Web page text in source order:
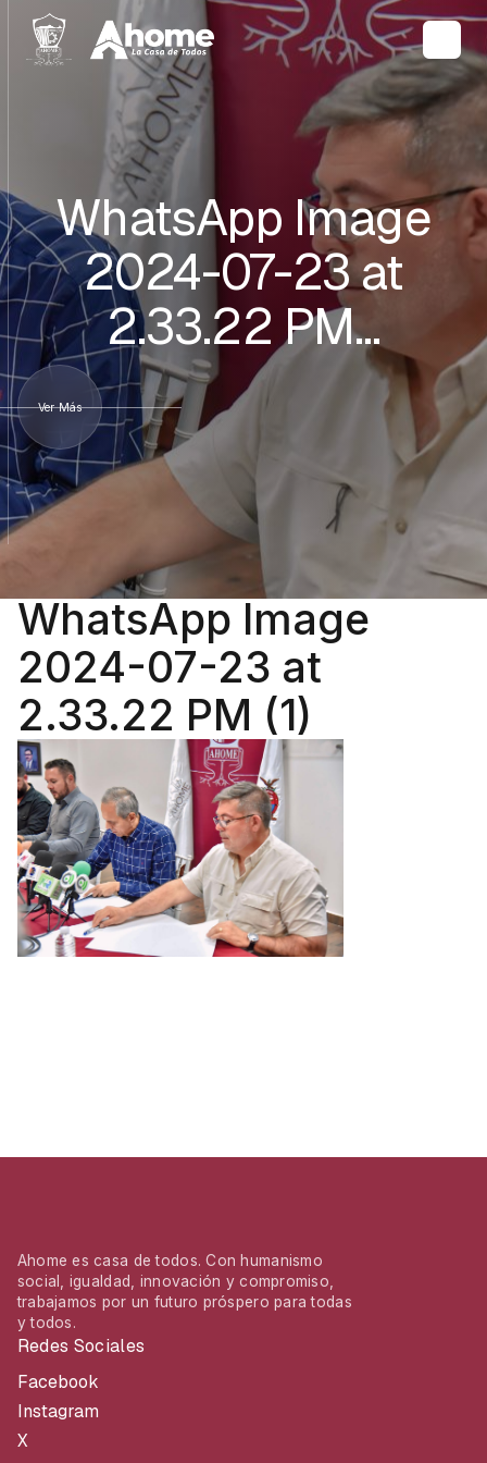
WhatsApp Image
2024-07-23 at
2.33.22 PM…
Ver Más
WhatsApp Image
2024-07-23 at
2.33.22 PM (1)
Ahome es casa de todos. Con humanismo
social, igualdad, innovación y compromiso,
trabajamos por un futuro próspero para todas
y todos.
Redes Sociales
Facebook
Instagram
X